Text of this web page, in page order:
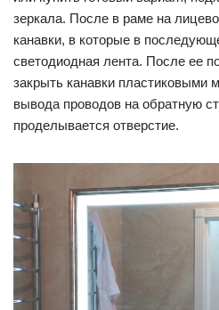
зеркала. После в раме на
канавки, в которые в
светодиодная лента. После ее
закрыть канавки пластиковыми
вывода проводов на обратную
проделывается отверстие.